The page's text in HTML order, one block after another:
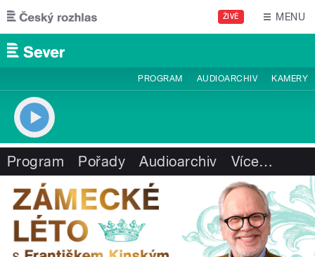
Přejít k hlavnímu obsahu
ŽIVĚ MENU
PROGRAM AUDIOARCHIV KAMERY
Program Pořady Audioarchiv Více…